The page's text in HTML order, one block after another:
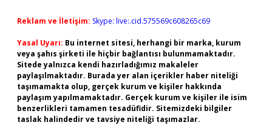
Reklam ve İletişim: Skype: live:.cid.575569c608265c69
Yasal Uyarı: Bu internet sitesi, herhangi bir marka, kurum
veya şahıs şirketi ile hiçbir bağlantısı bulunmamaktadır.
Sitede yalnızca kendi hazırladığımız makaleler
paylaşılmaktadır. Burada yer alan içerikler haber niteliği
taşımamakta olup, gerçek kurum ve kişiler hakkında
paylaşım yapılmamaktadır. Gerçek kurum ve kişiler ile isim
benzerlikleri tamamen tesadüfidir. Sitemizdeki bilgiler
taslak halindedir ve tavsiye niteliği taşımazlar.